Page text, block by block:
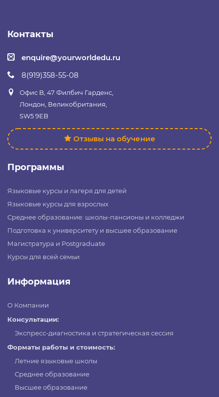
Контакты
enquire@yourworldedu.ru
8(919)358-55-08
Офис B, 47 Филбич Гарденс,
Лондон, Великобритания,
SW5 9EB
Отзывы на обучение
Программы
Языковые курсы и лагеря для детей
Языковые курсы для взрослых
Среднее образование: школы-пансионы и колледжи
Подготовка к университету и высшее образование
Магистратура и Postgraduate
Курсы для всей семьи
Информация
О Компании
Консультации:
Экспресс-диагностика и стратегическая сессия
Форматы работы и стоимость:
Летние языковые школы
Среднее образование
Высшее образование